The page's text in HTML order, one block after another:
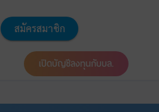
สมัครสมาชิก
เปิดบัญชีลงทุนกับบล.